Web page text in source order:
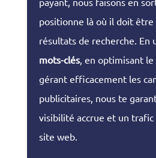
positionne là où il doit être
résultats de recherche. En
mots-clés, en optimisant
gérant efficacement les
publicitaires, nous te
visibilité accrue et un
site web.